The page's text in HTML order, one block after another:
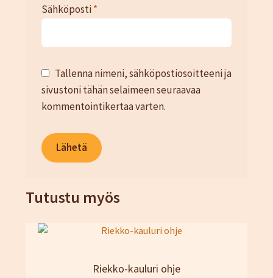
Sähköposti*
Tallenna nimeni, sähköpostiosoitteeni ja
sivustoni tähän selaimeen seuraavaa
kommentointikertaa varten.
Tutustu myös
Riekko-kauluri ohje